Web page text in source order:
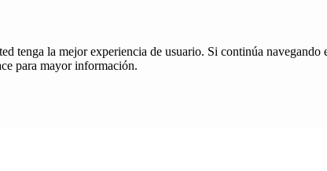
tenga la mejor experiencia de usuario. Si continúa
para mayor información.